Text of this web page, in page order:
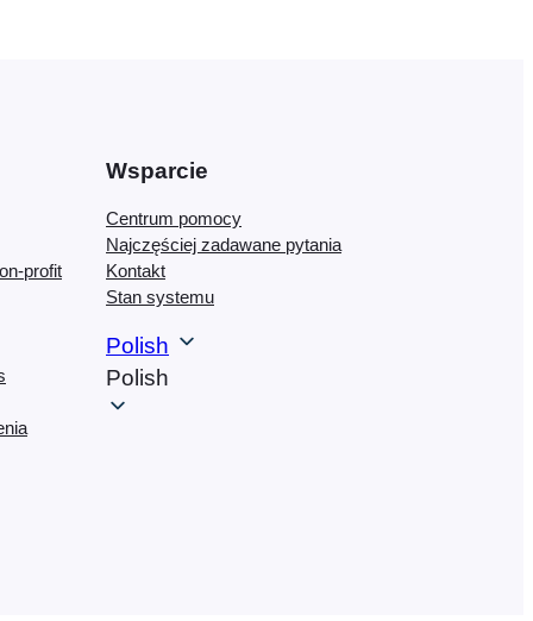
profit
Wsparcie
Centrum pomocy
Najczęściej zadawane pytania
Kontakt
Stan systemu
Polish
Polish